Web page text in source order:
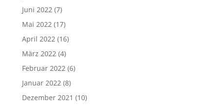
Juni 2022(7)
Mai 2022(17)
April 2022(16)
März 2022(4)
Februar 2022(6)
Januar 2022(8)
Dezember 2021 (10)